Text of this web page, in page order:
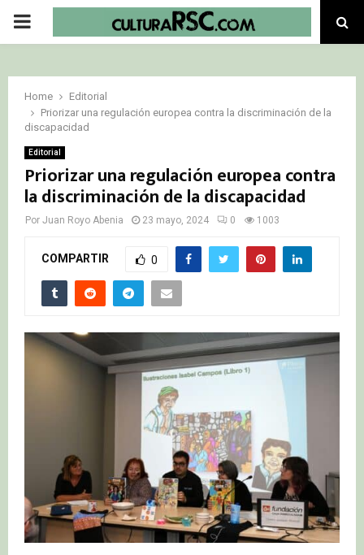
PRIMARY
Home
Editorial
Priorizar una regulación europea contra la discriminación de la
discapacidad
Editorial
Priorizar una regulación europea contra
la discriminación de la discapacidad
Por Juan Royo Abenia 23 mayo, 2024 0 1003
COMPARTIR 0